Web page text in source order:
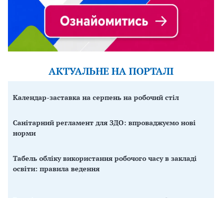
АКТУАЛЬНЕ НА ПОРТАЛІ
Календар-заставка на серпень на робочий стіл
Санітарний регламент для ЗДО: впроваджуємо нові
норми
Табель обліку використання робочого часу в закладі
освіти: правила ведення